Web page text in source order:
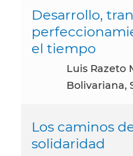
Desarrollo,
el tiempo
Luis Razeto Migliaro, Ediciones Universidad
Bolivariana,
Los caminos
solidaridad